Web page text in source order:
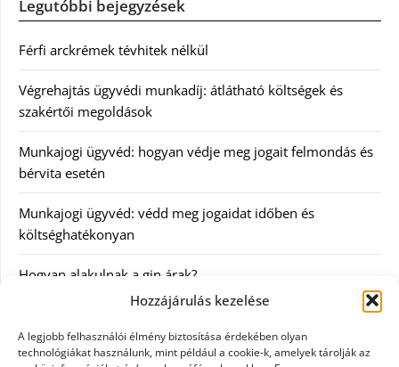
Hozzájárulás kezelése
A legjobb felhasználói élmény biztosítása érdekében olyan
technológiákat használunk, mint például a cookie-k, amelyek tárolják az
Legutóbbi bejegyzések
Férfi arckrémek tévhitek nélkül
Végrehajtás ügyvédi munkadíj: átlátható költségek és
szakértői megoldások
Munkajogi ügyvéd: hogyan védje meg jogait felmondás és
bérvita esetén
Munkajogi ügyvéd: védd meg jogaidat időben és
költséghatékonyan
Hogyan alakulnak a gin árak?
Kategóriák